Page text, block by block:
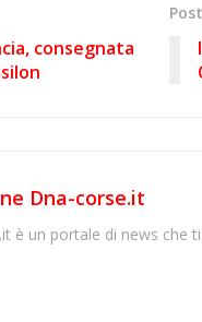
consegnata
Dna-corse.it
è un portale di news che